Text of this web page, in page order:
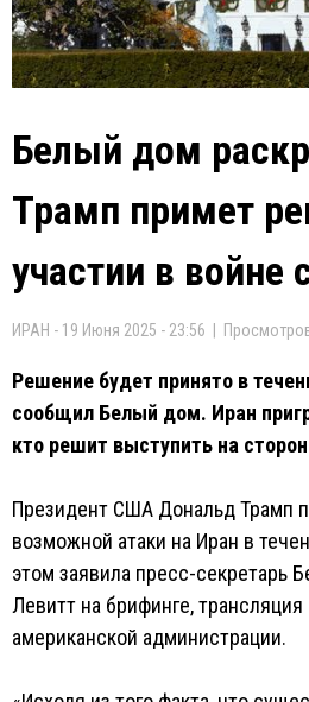
Белый дом
Трамп примет
участии в войне
ИРАН - 19 Июня 2025 - 23:56 |
Решение будет принято в
сообщил Белый дом. Иран
кто решит выступить на
Президент США Дональд Трамп
возможной атаки на Иран в
этом заявила пресс-секретарь
Левитт на брифинге,
американской администрации.